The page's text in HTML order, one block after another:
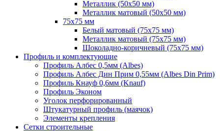
Металлик (50х50 мм)
Металлик матовый (50х50 мм)
75х75 мм
Белый матовый (75х75 мм)
Металлик матовый (75х75 мм)
Шоколадно-коричневый (75х75 мм)
Профиль и комплектующие
Профиль Албес 0,5мм (Albes)
Профиль Албес Дин Прим 0,55мм (Albes Din Prim)
Профиль Кнауф 0,6мм (Knauf)
Профиль Эконом
Уголок перфорированный
Штукатурный профиль (маячок)
Элементы крепления
Сетки строительные